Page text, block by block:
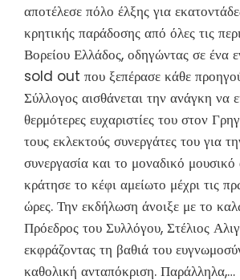
αποτέλεσε πόλο έλξης για
κρητικής παράδοσης από όλες τις
Βορείου Ελλάδος, οδηγώντας σε ένα
sold out που ξεπέρασε κάθε
Σύλλογος αισθάνεται την ανάγκη να
θερμότερες ευχαριστίες του στον
τους εκλεκτούς συνεργάτες του για
συνεργασία και το μοναδικό
κράτησε το κέφι αμείωτο μέχρι τις
ώρες. Την εκδήλωση άνοιξε με το
Πρόεδρος του Συλλόγου, Στέλιος
εκφράζοντας τη βαθιά του
καθολική ανταπόκριση. Παράλληλα,…